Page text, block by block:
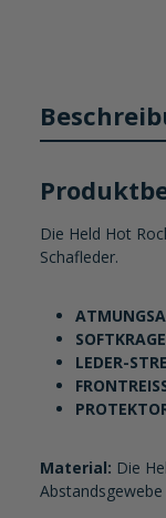
Die Held Hot
Schafleder.
LEDER-
Material: Die